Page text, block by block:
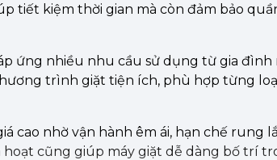
tiết kiệm thời gian mà còn đảm bảo
ứng nhiều nhu cầu sử dụng từ gia
trình giặt tiện ích, phù hợp từng
cao nhờ vận hành êm ái, hạn chế rung
cũng giúp máy giặt dễ dàng bố trí